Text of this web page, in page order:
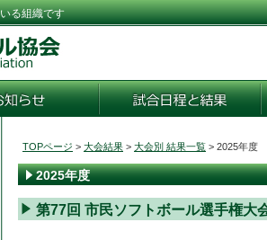
る組織です
TOPページ > 大会結果 > 大会別 結果一覧 > 2025年度
2025年度
第77回 市民ソフトボール選手権大